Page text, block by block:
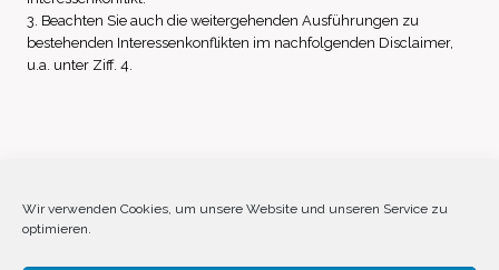
Wir verwenden Cookies, um unsere Website und unseren Service zu
optimieren.
3. Beachten Sie auch die weitergehenden Ausführungen zu
bestehenden Interessenkonflikten im nachfolgenden Disclaimer,
u.a. unter Ziff. 4.
Impressum Datenschutz
Disclaimer